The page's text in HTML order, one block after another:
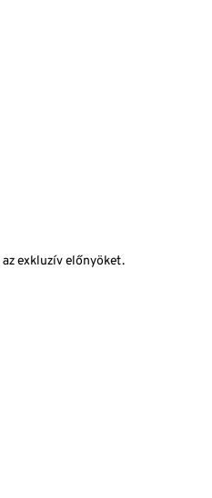
az exkluzív előnyöket.